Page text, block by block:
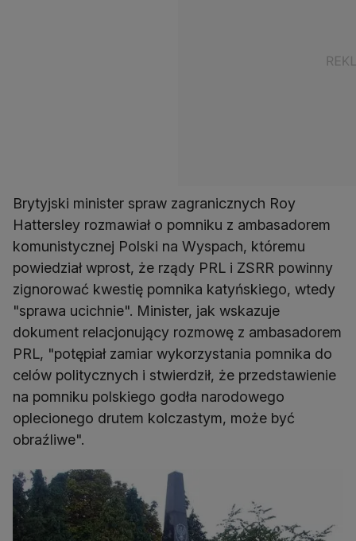
Brytyjski minister spraw zagranicznych Roy
Hattersley rozmawiał o pomniku z ambasadorem
komunistycznej Polski na Wyspach, któremu
powiedział wprost, że rządy PRL i ZSRR powinny
zignorować kwestię pomnika katyńskiego, wtedy
"sprawa ucichnie". Minister, jak wskazuje
dokument relacjonujący rozmowę z ambasadorem
PRL, "potępiał zamiar wykorzystania pomnika do
celów politycznych i stwierdził, że przedstawienie
na pomniku polskiego godła narodowego
oplecionego drutem kolczastym, może być
obraźliwe".